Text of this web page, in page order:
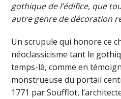
gothique de l’édifice, que
autre genre de décoration
Un scrupule qui honore ce
néoclassicisme tant le
temps-là, comme en
monstrueuse du portail
1771 par Soufflot,